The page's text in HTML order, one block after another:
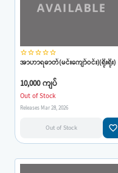
star_borderstar_borderstar_borderstar_borderstar_border
အာဟာရဓာတ်(မင်းကျော်ဝင်း)(ရိုးရိုး)
10,000 ကျပ်
Out of Stock
Releases Mar 28, 2026
Out of Stock favorite_border